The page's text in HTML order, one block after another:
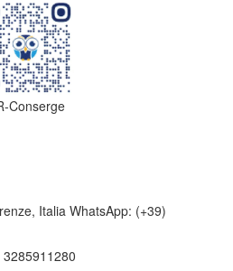
Conserge
Italia WhatsApp: (+39)